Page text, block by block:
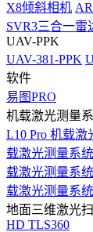
X8倾斜相机
SVR3三合一雷
UAV-PPK
UAV-381-PPK
软件
易图PRO
机载激光测量
L10 Pro 机载激
载激光测量系统
载激光测量系统
载激光测量系统
地面三维激光
HD TLS360